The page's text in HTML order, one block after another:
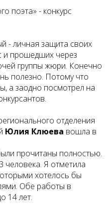
поэта» - конкурс
- личная защита своих
и прошедших через
группы жюри. Конечно
полезно. Потому что
а заодно посмотрел на
отделения
Юлия Клюева вошла в
прочитаны полностью.
человека. Я отметила
хотелось бы
Обе работы в
14 лет.